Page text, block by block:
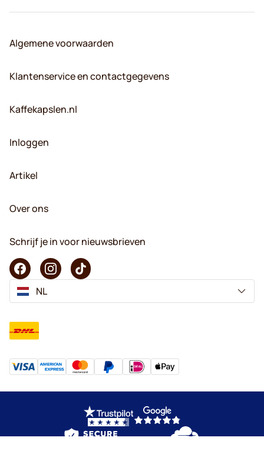
Algemene voorwaarden
Klantenservice en contactgegevens
Kaffekapslen.nl
Inloggen
Artikel
Over ons
Schrijf je in voor nieuwsbrieven
NL